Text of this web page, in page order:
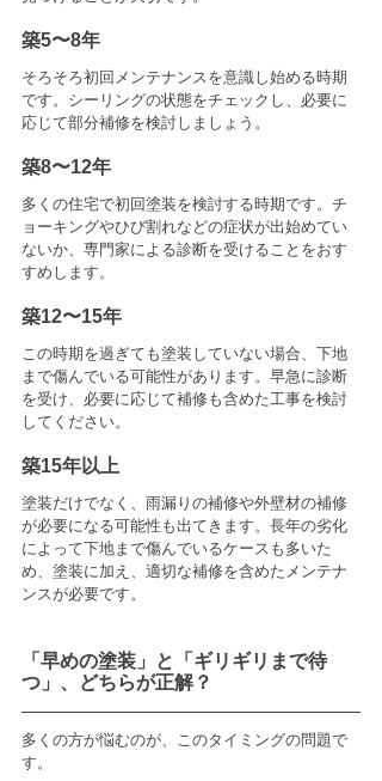
築5〜8年
そろそろ初回メンテナンスを意識し始める時期
です。シーリングの状態をチェックし、必要に
応じて部分補修を検討しましょう。
築8〜12年
多くの住宅で初回塗装を検討する時期です。チ
ョーキングやひび割れなどの症状が出始めてい
ないか、専門家による診断を受けることをおす
すめします。
築12〜15年
この時期を過ぎても塗装していない場合、下地
まで傷んでいる可能性があります。早急に診断
を受け、必要に応じて補修も含めた工事を検討
してください。
築15年以上
塗装だけでなく、雨漏りの補修や外壁材の補修
が必要になる可能性も出てきます。長年の劣化
によって下地まで傷んでいるケースも多いた
め、塗装に加え、適切な補修を含めたメンテナ
ンスが必要です。
「早めの塗装」と「ギリギリまで待
つ」、どちらが正解？
多くの方が悩むのが、このタイミングの問題で
す。